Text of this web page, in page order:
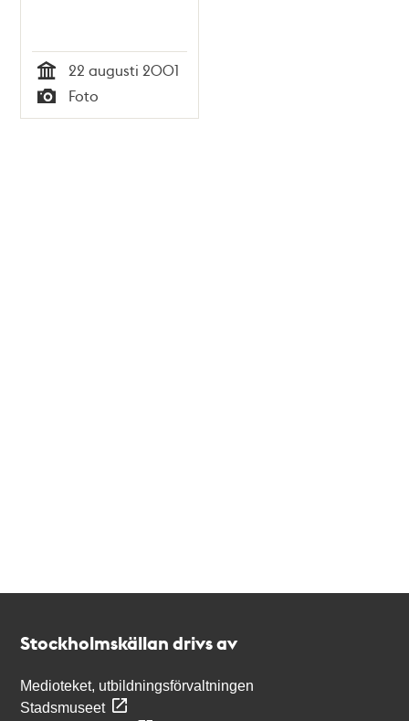
Tid
22 augusti 2001
Typ
Foto
Stockholmskällan drivs av
Medioteket, utbildningsförvaltningen
Stadsmuseet